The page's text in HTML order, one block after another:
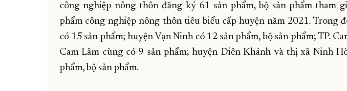
công nghiệp nông thôn đăng ký 61 sản phẩm, bộ sản phẩm tham
phẩm công nghiệp nông thôn tiêu biểu cấp huyện năm 2021. Trong
có 15 sản phẩm; huyện Vạn Ninh có 12 sản phẩm, bộ sản phẩm; TP.
Cam Lâm cùng có 9 sản phẩm; huyện Diên Khánh và thị xã Ninh
phẩm, bộ sản phẩm.